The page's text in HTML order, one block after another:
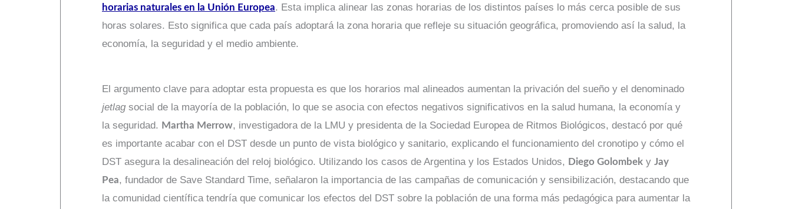
horarias naturales en la Unión Europea. Esta implica alinear las zonas horarias de los distintos países lo más cerca posible de sus
horas solares. Esto significa que cada país adoptará la zona horaria que refleje su situación geográfica, promoviendo así la salud, la
economía, la seguridad y el medio ambiente.
El argumento clave para adoptar esta propuesta es que los horarios mal alineados aumentan la privación del sueño y el denominado
jetlagsocial de la mayoría de la población, lo que se asocia con efectos negativos significativos en la salud humana, la economía y
la seguridad. Martha Merrow, investigadora de la LMU y presidenta de la Sociedad Europea de Ritmos Biológicos, destacó por qué
es importante acabar con el DST desde un punto de vista biológico y sanitario, explicando el funcionamiento del cronotipo y cómo el
DST asegura la desalineación del reloj biológico. Utilizando los casos de Argentina y los Estados Unidos, Diego Golombek y Jay
Pea, fundador de Save Standard Time, señalaron la importancia de las campañas de comunicación y sensibilización, destacando que
la comunidad científica tendría que comunicar los efectos del DST sobre la población de una forma más pedagógica para aumentar la